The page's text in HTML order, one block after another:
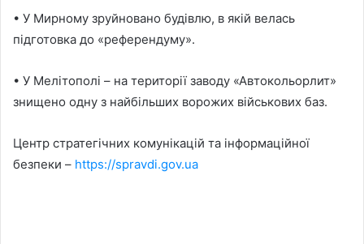
• У Мирному зруйновано будівлю, в якій велась
підготовка до «референдуму».
• У Мелітополі – на території заводу «Автокольорлит»
знищено одну з найбільших ворожих військових баз.
Центр стратегічних комунікацій та інформаційної
безпеки – https://spravdi.gov.ua